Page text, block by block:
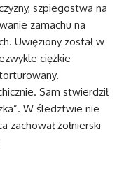
szpiegostwa na
zamachu na
Uwięziony został w
ciężkie
Sam stwierdził
W śledztwie nie
zachował żołnierski